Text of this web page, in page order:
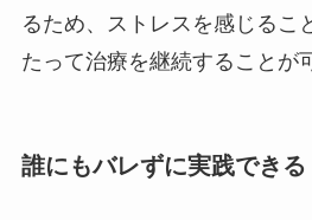
るため、ストレスを感じるこ
たって治療を継続することが
誰にもバレずに実践できる